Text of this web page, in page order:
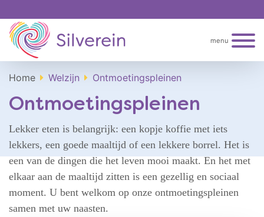
menu
Home Welzijn Ontmoetingspleinen
Ontmoetingspleinen
Lekker eten is belangrijk: een kopje koffie met iets
lekkers, een goede maaltijd of een lekkere borrel. Het is
een van de dingen die het leven mooi maakt. En het met
elkaar aan de maaltijd zitten is een gezellig en sociaal
moment. U bent welkom op onze ontmoetingspleinen
samen met uw naasten.